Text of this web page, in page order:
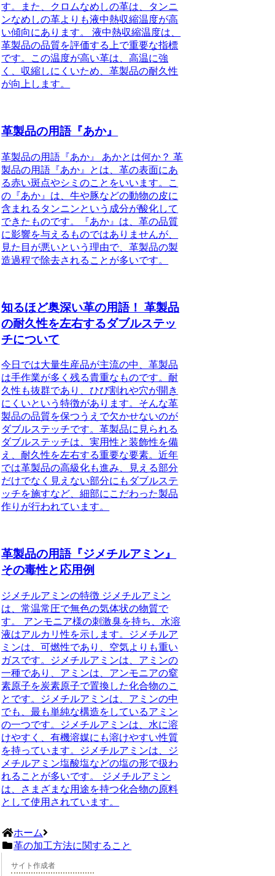
す。また、クロムなめしの革は、タンニ
ンなめしの革よりも液中熱収縮温度が高
い傾向にあります。 液中熱収縮温度は、
革製品の品質を評価する上で重要な指標
です。この温度が高い革は、高温に強
く、収縮しにくいため、革製品の耐久性
が向上します。
革製品の用語『あか』
革製品の用語『あか』 あかとは何か？ 革
製品の用語『あか』とは、革の表面にあ
る赤い斑点やシミのことをいいます。こ
の『あか』は、牛や豚などの動物の皮に
含まれるタンニンという成分が酸化して
できたものです。『あか』は、革の品質
に影響を与えるものではありませんが、
見た目が悪いという理由で、革製品の製
造過程で除去されることが多いです。
知るほど奥深い革の用語！ 革製品
の耐久性を左右するダブルステッ
チについて
今日では大量生産品が主流の中、革製品
は手作業が多く残る貴重なものです。耐
久性も抜群であり、ひび割れや穴が開き
にくいという特徴があります。そんな革
製品の品質を保つうえで欠かせないのが
ダブルステッチです。革製品に見られる
ダブルステッチは、実用性と装飾性を備
え、耐久性を左右する重要な要素。近年
では革製品の高級化も進み、見える部分
だけでなく見えない部分にもダブルステ
ッチを施すなど、細部にこだわった製品
作りが行われています。
革製品の用語『ジメチルアミン』
その毒性と応用例
ジメチルアミンの特徴 ジメチルアミン
は、常温常圧で無色の気体状の物質で
す。 アンモニア様の刺激臭を持ち、水溶
液はアルカリ性を示します。ジメチルア
ミンは、可燃性であり、空気よりも重い
ガスです。ジメチルアミンは、アミンの
一種であり、アミンは、アンモニアの窒
素原子を炭素原子で置換した化合物のこ
とです。ジメチルアミンは、アミンの中
でも、最も単純な構造をしているアミン
の一つです。ジメチルアミンは、水に溶
けやすく、有機溶媒にも溶けやすい性質
を持っています。ジメチルアミンは、ジ
メチルアミン塩酸塩などの塩の形で扱わ
れることが多いです。 ジメチルアミン
は、さまざまな用途を持つ化合物の原料
として使用されています。
ホーム
革の加工方法に関すること
サイト作成者